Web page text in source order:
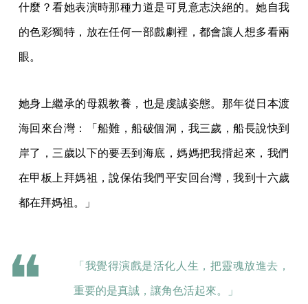
什麼？看她表演時那種力道是可見意志決絕的。她自我
的色彩獨特，放在任何一部戲劇裡，都會讓人想多看兩
眼。
她身上繼承的母親教養，也是虔誠姿態。那年從日本渡
海回來台灣：「船難，船破個洞，我三歲，船長說快到
岸了，三歲以下的要丟到海底，媽媽把我揹起來，我們
在甲板上拜媽祖，說保佑我們平安回台灣，我到十六歲
都在拜媽祖。」
「我覺得演戲是活化人生，把靈魂放進去，
重要的是真誠，讓角色活起來。」